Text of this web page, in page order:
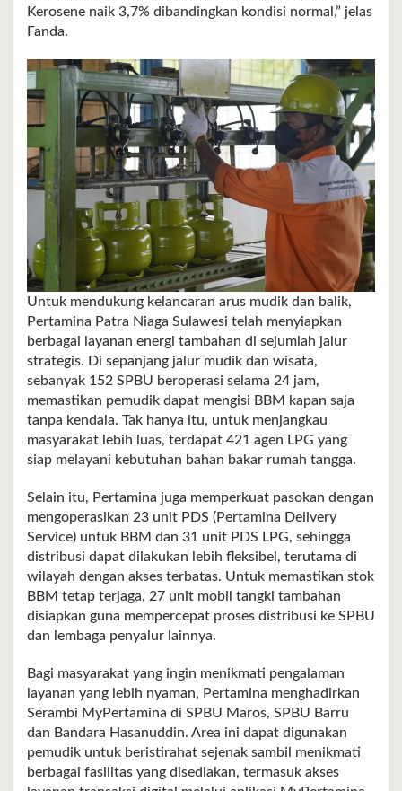
Kerosene naik 3,7% dibandingkan kondisi normal,” jelas
Fanda.
Untuk mendukung kelancaran arus mudik dan balik,
Pertamina Patra Niaga Sulawesi telah menyiapkan
berbagai layanan energi tambahan di sejumlah jalur
strategis. Di sepanjang jalur mudik dan wisata,
sebanyak 152 SPBU beroperasi selama 24 jam,
memastikan pemudik dapat mengisi BBM kapan saja
tanpa kendala. Tak hanya itu, untuk menjangkau
masyarakat lebih luas, terdapat 421 agen LPG yang
siap melayani kebutuhan bahan bakar rumah tangga.
Selain itu, Pertamina juga memperkuat pasokan dengan
mengoperasikan 23 unit PDS (Pertamina Delivery
Service) untuk BBM dan 31 unit PDS LPG, sehingga
distribusi dapat dilakukan lebih fleksibel, terutama di
wilayah dengan akses terbatas. Untuk memastikan stok
BBM tetap terjaga, 27 unit mobil tangki tambahan
disiapkan guna mempercepat proses distribusi ke SPBU
dan lembaga penyalur lainnya.
Bagi masyarakat yang ingin menikmati pengalaman
layanan yang lebih nyaman, Pertamina menghadirkan
Serambi MyPertamina di SPBU Maros, SPBU Barru
dan Bandara Hasanuddin. Area ini dapat digunakan
pemudik untuk beristirahat sejenak sambil menikmati
berbagai fasilitas yang disediakan, termasuk akses